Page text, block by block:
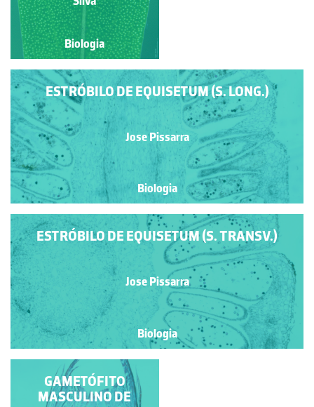
Biologia
Biologia
ESTRÓBILO DE EQUISETUM (S. LONG.)
Jose Pissarra
Biologia
ESTRÓBILO DE EQUISETUM (S. TRANSV.)
Jose Pissarra
Biologia
PROTALO DE
PTERIDÓFITA
GAMETÓFITO
MASCULINO DE